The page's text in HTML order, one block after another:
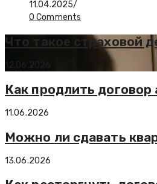
11.04.2025/
0 Comments
Что такое страховой
12.06.2026
Как продлить
11.06.2026
Можно ли сдавать
13.06.2026